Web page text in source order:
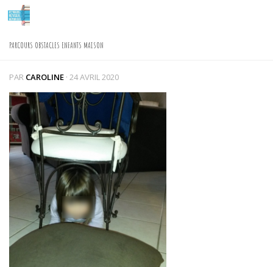
Skip to content
PARCOURS OBSTACLES ENFANTS MAISON
PAR CAROLINE · 24 AVRIL 2020